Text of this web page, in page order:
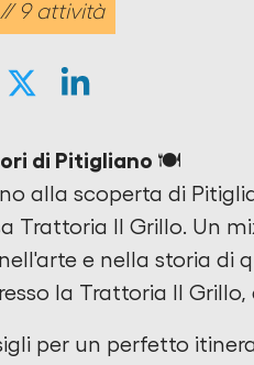
9 attività
di Pitigliano 🍽️
alla scoperta di
Trattoria Il Grillo. Un
e nella storia
la Trattoria Il
per un perfetto